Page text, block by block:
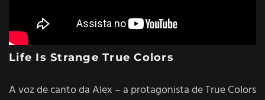
Life Is Strange True Colors
A voz de canto da Alex – a protagonista de True Colors